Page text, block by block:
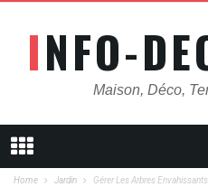
INFO-
Maison, Déco,
Home Jardin
Gérer Les Arbres